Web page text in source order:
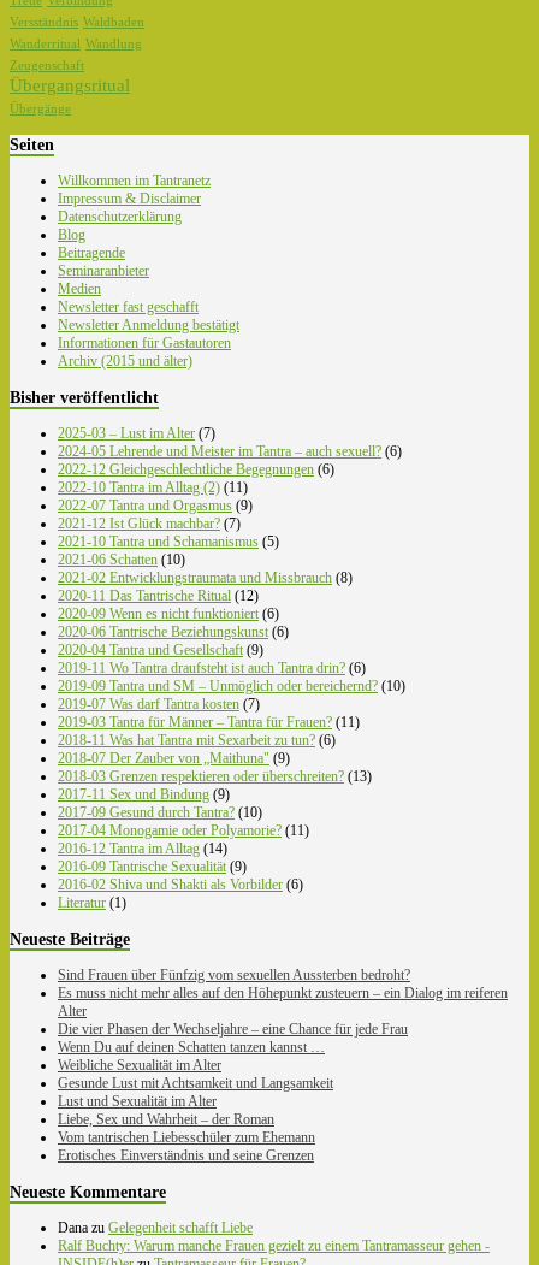
Versständnis Waldbaden
Wanderritual Wandlung
Zeugenschaft
Übergangsritual
Übergänge
Seiten
Willkommen im Tantranetz
Impressum & Disclaimer
Datenschutzerklärung
Blog
Beitragende
Seminaranbieter
Medien
Newsletter fast geschafft
Newsletter Anmeldung bestätigt
Informationen für Gastautoren
Archiv (2015 und älter)
Bisher veröffentlicht
2025-03 – Lust im Alter (7)
2024-05 Lehrende und Meister im Tantra – auch sexuell? (6)
2022-12 Gleichgeschlechtliche Begegnungen (6)
2022-10 Tantra im Alltag (2) (11)
2022-07 Tantra und Orgasmus (9)
2021-12 Ist Glück machbar? (7)
2021-10 Tantra und Schamanismus (5)
2021-06 Schatten (10)
2021-02 Entwicklungstraumata und Missbrauch (8)
2020-11 Das Tantrische Ritual (12)
2020-09 Wenn es nicht funktioniert (6)
2020-06 Tantrische Beziehungskunst (6)
2020-04 Tantra und Gesellschaft (9)
2019-11 Wo Tantra draufsteht ist auch Tantra drin? (6)
2019-09 Tantra und SM – Unmöglich oder bereichernd? (10)
2019-07 Was darf Tantra kosten (7)
2019-03 Tantra für Männer – Tantra für Frauen? (11)
2018-11 Was hat Tantra mit Sexarbeit zu tun? (6)
2018-07 Der Zauber von „Maithuna" (9)
2018-03 Grenzen respektieren oder überschreiten? (13)
2017-11 Sex und Bindung (9)
2017-09 Gesund durch Tantra? (10)
2017-04 Monogamie oder Polyamorie? (11)
2016-12 Tantra im Alltag (14)
2016-09 Tantrische Sexualität (9)
2016-02 Shiva und Shakti als Vorbilder (6)
Literatur (1)
Neueste Beiträge
Sind Frauen über Fünfzig vom sexuellen Aussterben bedroht?
Es muss nicht mehr alles auf den Höhepunkt zusteuern – ein Dialog im reiferen
Alter
Die vier Phasen der Wechseljahre – eine Chance für jede Frau
Wenn Du auf deinen Schatten tanzen kannst …
Weibliche Sexualität im Alter
Gesunde Lust mit Achtsamkeit und Langsamkeit
Lust und Sexualität im Alter
Liebe, Sex und Wahrheit – der Roman
Vom tantrischen Liebesschüler zum Ehemann
Erotisches Einverständnis und seine Grenzen
Neueste Kommentare
Dana zu Gelegenheit schafft Liebe
Ralf Buchty: Warum manche Frauen gezielt zu einem Tantramasseur gehen -